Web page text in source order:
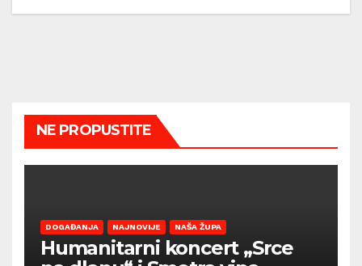
NE PROPUSTITE
DOGAĐANJA NAJNOVIJE NAŠA ŽUPA
Humanitarni koncert „Srce